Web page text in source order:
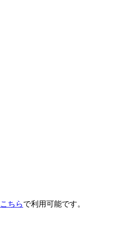
こちらで利用可能です。